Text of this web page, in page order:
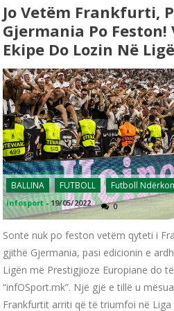
Jo Vetëm Frankfurti,
Gjermania Po
Ekipe Do Lozin Në
BALLINA FUTBOLL Futboll
infosport - 19/05/2022 0
Sonte nuk po feston vetëm qyteti i
gjithë Gjermania, pasi edicionin e
Ligën më Prestigjioze Europiane do
“infOSport.mk”. Një gjë e tillë u
Frankfurtit arriti që të triumfoi në Liga